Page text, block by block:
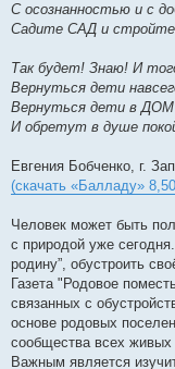
С осознанностью и с
Садите САД и
Так будет! Знаю! И
Вернуться дети
Вернуться дети в ДОМ
И обретут в душе
Евгения Бобченко, г.
(скачать «Балладу»
Человек может быть
с природой уже
родину”, обустроить
Газета "Родовое
связанных с
основе родовых
сообщества всех
Важным является